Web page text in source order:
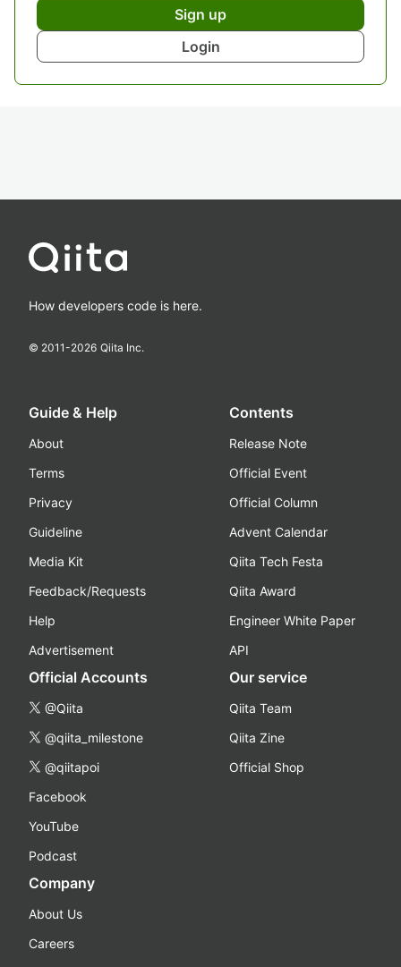
Sign up
Login
How developers code is here.
© 2011-2026 Qiita Inc.
Guide & Help
About
Terms
Privacy
Guideline
Media Kit
Feedback/Requests
Help
Advertisement
Contents
Release Note
Official Event
Official Column
Advent Calendar
Qiita Tech Festa
Qiita Award
Engineer White Paper
API
Official Accounts
@Qiita
@qiita_milestone
@qiitapoi
Facebook
YouTube
Podcast
Our service
Qiita Team
Qiita Zine
Official Shop
Company
About Us
Careers